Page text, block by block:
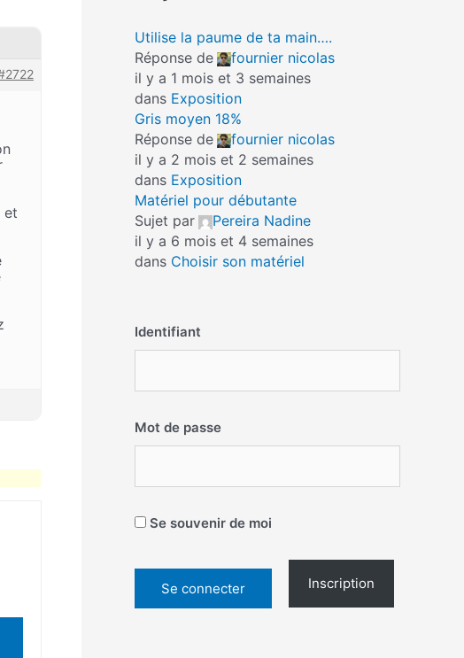
et
Utilise la paume de ta main….
Réponse de
fournier nicolas
il y a 1 mois et 3 semaines
dans Exposition
Gris moyen 18%
Réponse de
fournier nicolas
il y a 2 mois et 2 semaines
dans Exposition
Matériel pour débutante
Sujet par
Pereira Nadine
il y a 6 mois et 4 semaines
dans Choisir son matériel
Identifiant
Mot de passe
Se souvenir de moi
Inscription